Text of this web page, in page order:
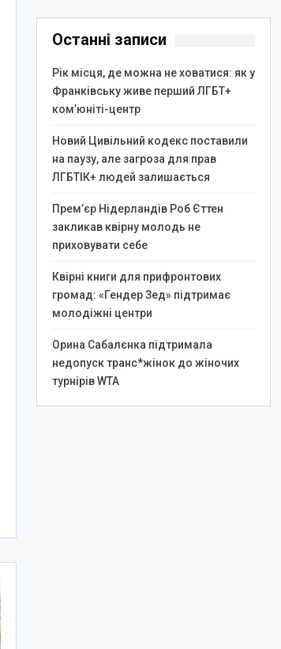
Останні записи
Рік місця, де можна не ховатися: як у
Франківську живе перший ЛГБТ+
ком’юніті-центр
Новий Цивільний кодекс поставили
на паузу, але загроза для прав
ЛГБТІК+ людей залишається
Прем’єр Нідерландів Роб Єттен
закликав квірну молодь не
приховувати себе
Квірні книги для прифронтових
громад: «Гендер Зед» підтримає
молодіжні центри
Орина Сабалєнка підтримала
недопуск транс*жінок до жіночих
турнірів WTA